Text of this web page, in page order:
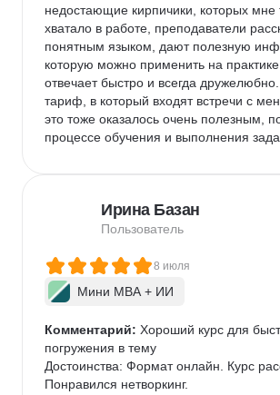
недостающие кирпичики, которых мне
хватало в работе, преподаватели
понятным языком, дают полезную
которую можно применить на
отвечает быстро и всегда
тариф, в который входят встречи с
это тоже оказалось очень полезным,
процессе обучения и выполнения
появляются вопросы, которые хочется
вопросам, потому что хотела сменить
чтобы развиваться и расти дальше.
думала, что оно закроет все стороны
продакт-менеджмента до карьерных
Спасибо РБК!
практикоприменимый курс,
поддержка, опытные преподаватели
- минусов не обнаружила
Ирина Базан
Пользователь
8 июля
Мини MBA + ИИ
Комментарий: Хороший курс для
погружения в тему
Достоинства: Формат онлайн. Курс
Понравился нетворкинг.